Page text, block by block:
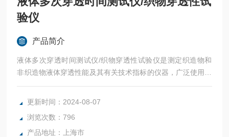
验仪
产品简介
液体多次穿透时间测试仪/织物穿透性试验仪是测定织造物和
非织造物液体穿透性能及其有关技术指标的仪器，广泛使用于
纺织企业、检测机构、质检执法单位和科研机构的中心实验
更新时间：2024-08-07
浏览次数：796
产品地址：上海市